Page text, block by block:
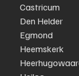
Castricum
Den Helder
Egmond
Heemskerk